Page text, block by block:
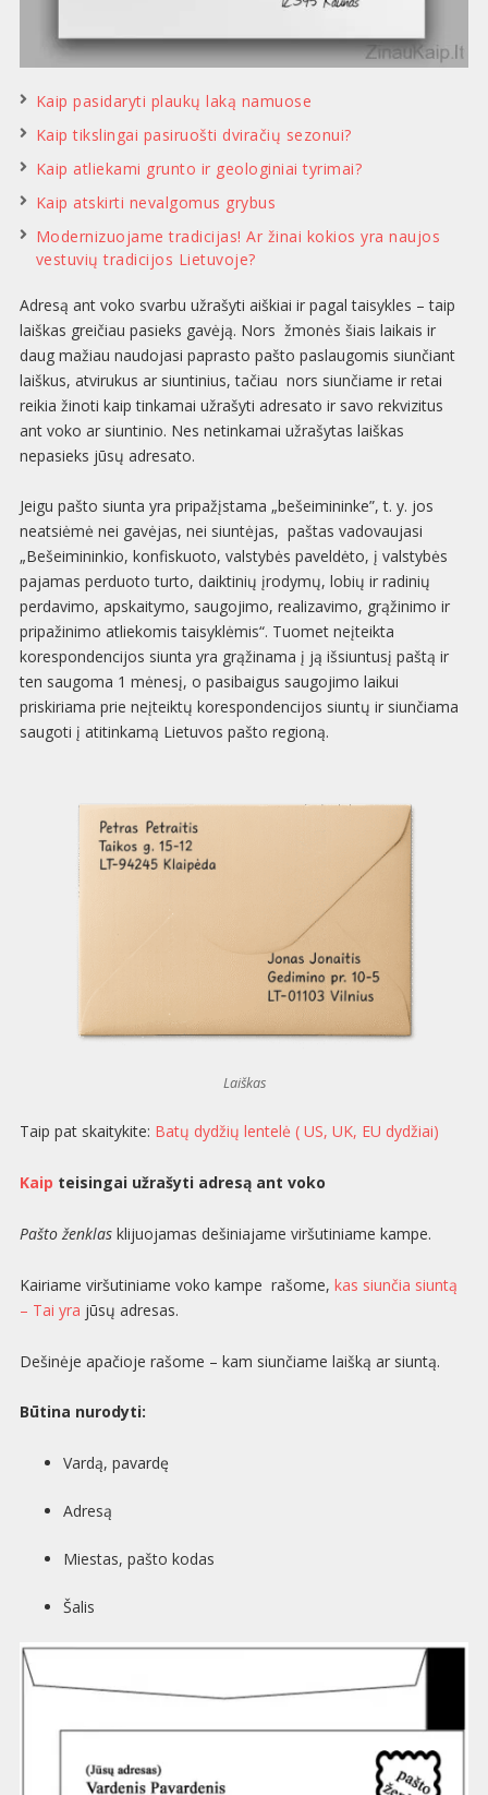
Kaip pasidaryti plaukų laką namuose
Kaip tikslingai pasiruošti dviračių sezonui?
Kaip atliekami grunto ir geologiniai tyrimai?
Kaip atskirti nevalgomus grybus
Modernizuojame tradicijas! Ar žinai kokios yra naujos
vestuvių tradicijos Lietuvoje?
Adresą ant voko svarbu užrašyti aiškiai ir pagal taisykles – taip
laiškas greičiau pasieks gavėją. Nors žmonės šiais laikais ir
daug mažiau naudojasi paprasto pašto paslaugomis siunčiant
laiškus, atvirukus ar siuntinius, tačiau nors siunčiame ir retai
reikia žinoti kaip tinkamai užrašyti adresato ir savo rekvizitus
ant voko ar siuntinio. Nes netinkamai užrašytas laiškas
nepasieks jūsų adresato.
Jeigu pašto siunta yra pripažįstama „bešeimininke”, t. y. jos
neatsiėmė nei gavėjas, nei siuntėjas, paštas vadovaujasi
„Bešeimininkio, konfiskuoto, valstybės paveldėto, į valstybės
pajamas perduoto turto, daiktinių įrodymų, lobių ir radinių
perdavimo, apskaitymo, saugojimo, realizavimo, grąžinimo ir
pripažinimo atliekomis taisyklėmis“. Tuomet neįteikta
korespondencijos siunta yra grąžinama į ją išsiuntusį paštą ir
ten saugoma 1 mėnesį, o pasibaigus saugojimo laikui
priskiriama prie neįteiktų korespondencijos siuntų ir siunčiama
saugoti į atitinkamą Lietuvos pašto regioną.
Laiškas
Taip pat skaitykite: Batų dydžių lentelė ( US, UK, EU dydžiai)
Kaip teisingai užrašyti adresą ant voko
Pašto ženklasklijuojamas dešiniajame viršutiniame kampe.
Kairiame viršutiniame voko kampe rašome, kas siunčia siuntą
– Tai yra jūsų adresas.
Dešinėje apačioje rašome – kam siunčiame laišką ar siuntą.
Būtina nurodyti:
Vardą, pavardę
Adresą
Miestas, pašto kodas
Šalis